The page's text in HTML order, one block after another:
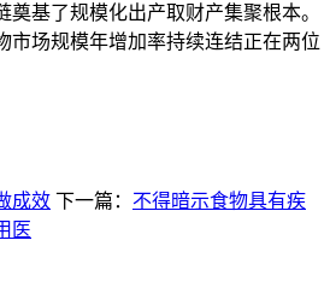
奠基了规模化出产取财产集聚根本。
市场规模年增加率持续连结正在两位
成效 下一篇： 不得暗示食物具有疾
医